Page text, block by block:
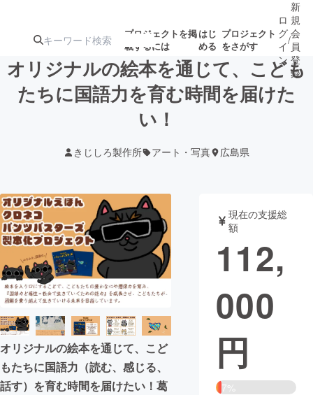
プロジェクトを掲
載するには
はじ
める
プロジェクト
をさがす
注目の新着プロ
テクノロジー・ガジェット
映像・映画 書籍・雑誌
ビジネス・起業 チャレンジ
まちづくり・地域活性化
CAMPFIRE for Social Good
CAMPFIRE Creation
ロ
グ
イ
ン
/
新
規
会
員
登
録
オリジナルの絵本を通じて、こども
たちに国語力を育む時間を届けた
い！
きじしろ製作所 アート・写真 広島県
オリジナルの絵本を通じて、こど
もたちに国語力（読む、感じる、
話す）を育む時間を届けたい！葛
現在の支援総
額
112,
000
円
7%